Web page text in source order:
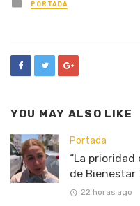
in
PORTADA
YOU MAY ALSO LIKE
Portada
“La
de Bienestar
22 horas ago